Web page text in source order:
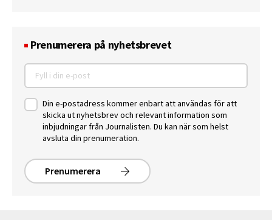
Prenumerera på nyhetsbrevet
Din e-postadress kommer enbart att användas för att
skicka ut nyhetsbrev och relevant information som
inbjudningar från Journalisten. Du kan när som helst
avsluta din prenumeration.
Prenumerera